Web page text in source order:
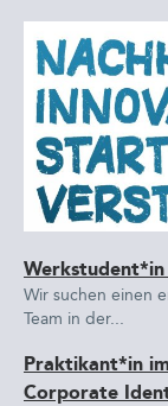
Wir suchen einen
Team in der...
Praktikant*in
Corporate